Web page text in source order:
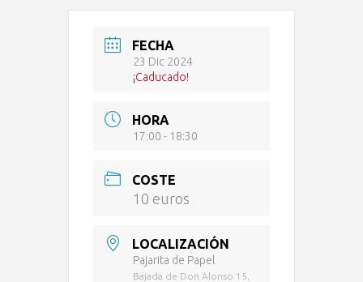
FECHA
23 Dic 2024
¡Caducado!
HORA
17:00 - 18:30
COSTE
10 euros
LOCALIZACIÓN
Pajarita de Papel
Bajada de Don Alonso 15,